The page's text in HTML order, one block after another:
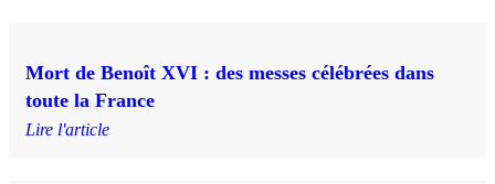
Mort de Benoît XVI : des messes célébrées dans
toute la France
Lire l'article